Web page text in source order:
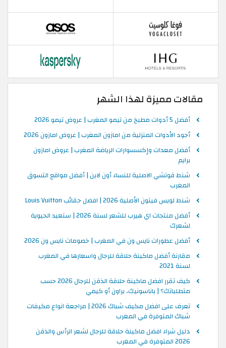
مقالات مميزة لهذا الشهر
أفضل 5 أدوات مطبخ من تيمو المغرب | عروض تيمو 2026
أجود الأدوات المنزلية من امازون المغرب | عروض امازون 2026
أفضل معدات وإكسسوارات الرياضة المغرب | عروض امازون
برايم
شنط قوتشي الاصلية للنساء أون لاين | أفضل مواقع التسوق
المغرب
شنط لويس فيتون الأصلية 2026 | افضل حقائب Louis Vuitton
أفضل منتجات اي هيرب للشعر لسنة 2026 | ستعيد الحيوية
لشعرك
أفضل عطورات نايس ون في المغرب | خصومات نايس ون 2026
مقارنة أفضل ماكينة حلاقة للرجال واسعارها في المغرب
لسنة 2021
كيف تقرر افضل ماكينة حلاقة الذقن للرجال 2026 حسب
متطلباتك؟ | باناسونيك، براون أو كيمي
تعرف على افضل مكيف شباك 2026 | مراجعة انواع مكيفات
شباك المتوفرة في المغرب
دليل شراء افضل ماكينة حلاقة للرجال لشعر الرأس والذقن
2026 المتوفرة في المغرب